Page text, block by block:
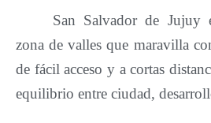
San Salvador de Jujuy
zona de valles que maravilla
de fácil acceso y a cortas
equilibrio entre ciudad,